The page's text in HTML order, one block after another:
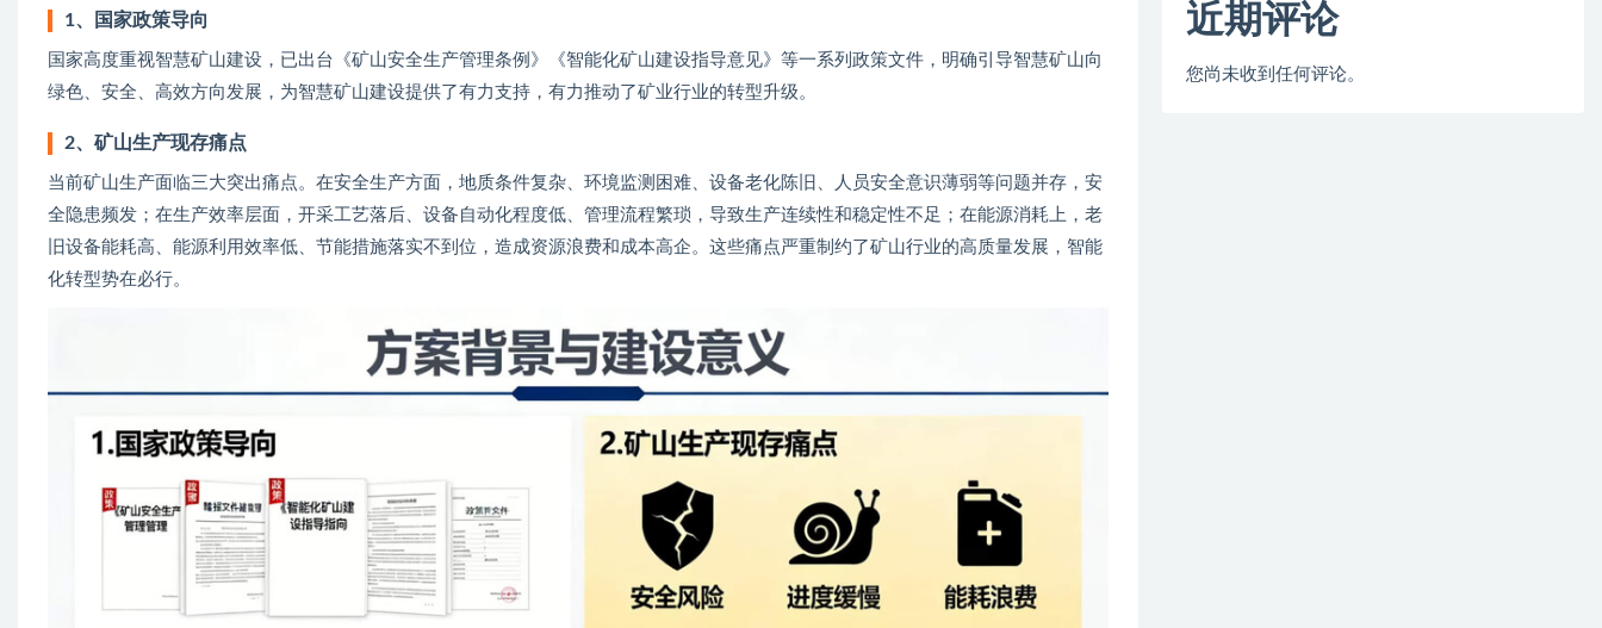
1、国家政策导向
国家高度重视智慧矿山建设，已出台《矿山安全生产管理条例》《智能化矿山建设指导意见》等一系列政策文件，明确引导智慧矿山向
绿色、安全、高效方向发展，为智慧矿山建设提供了有力支持，有力推动了矿业行业的转型升级。
2、矿山生产现存痛点
当前矿山生产面临三大突出痛点。在安全生产方面，地质条件复杂、环境监测困难、设备老化陈旧、人员安全意识薄弱等问题并存，安
全隐患频发；在生产效率层面，开采工艺落后、设备自动化程度低、管理流程繁琐，导致生产连续性和稳定性不足；在能源消耗上，老
旧设备能耗高、能源利用效率低、节能措施落实不到位，造成资源浪费和成本高企。这些痛点严重制约了矿山行业的高质量发展，智能
化转型势在必行。
近期评论
您尚未收到任何评论。